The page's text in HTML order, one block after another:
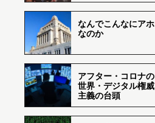
なんでこんなにアホ
なのか
アフター・コロナの
世界・デジタル権威
主義の台頭